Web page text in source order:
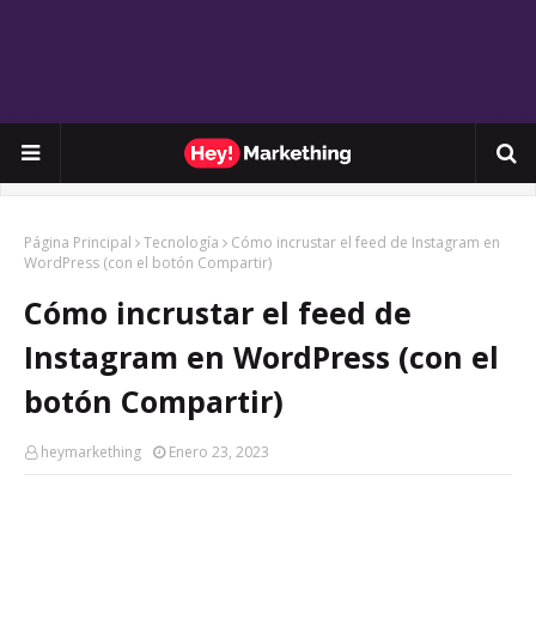
Página Principal Tecnología
Cómo incrustar el feed de Instagram en
WordPress (con el botón Compartir)
Cómo incrustar el feed de
Instagram en WordPress (con el
botón Compartir)
heymarkething Enero 23, 2023